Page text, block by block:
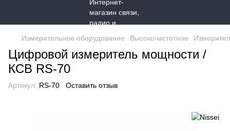
Измерительное оборудование Высокочастотное
Цифровой измеритель мощности /
КСВ RS-70
Артикул: RS-70 Оставить отзыв